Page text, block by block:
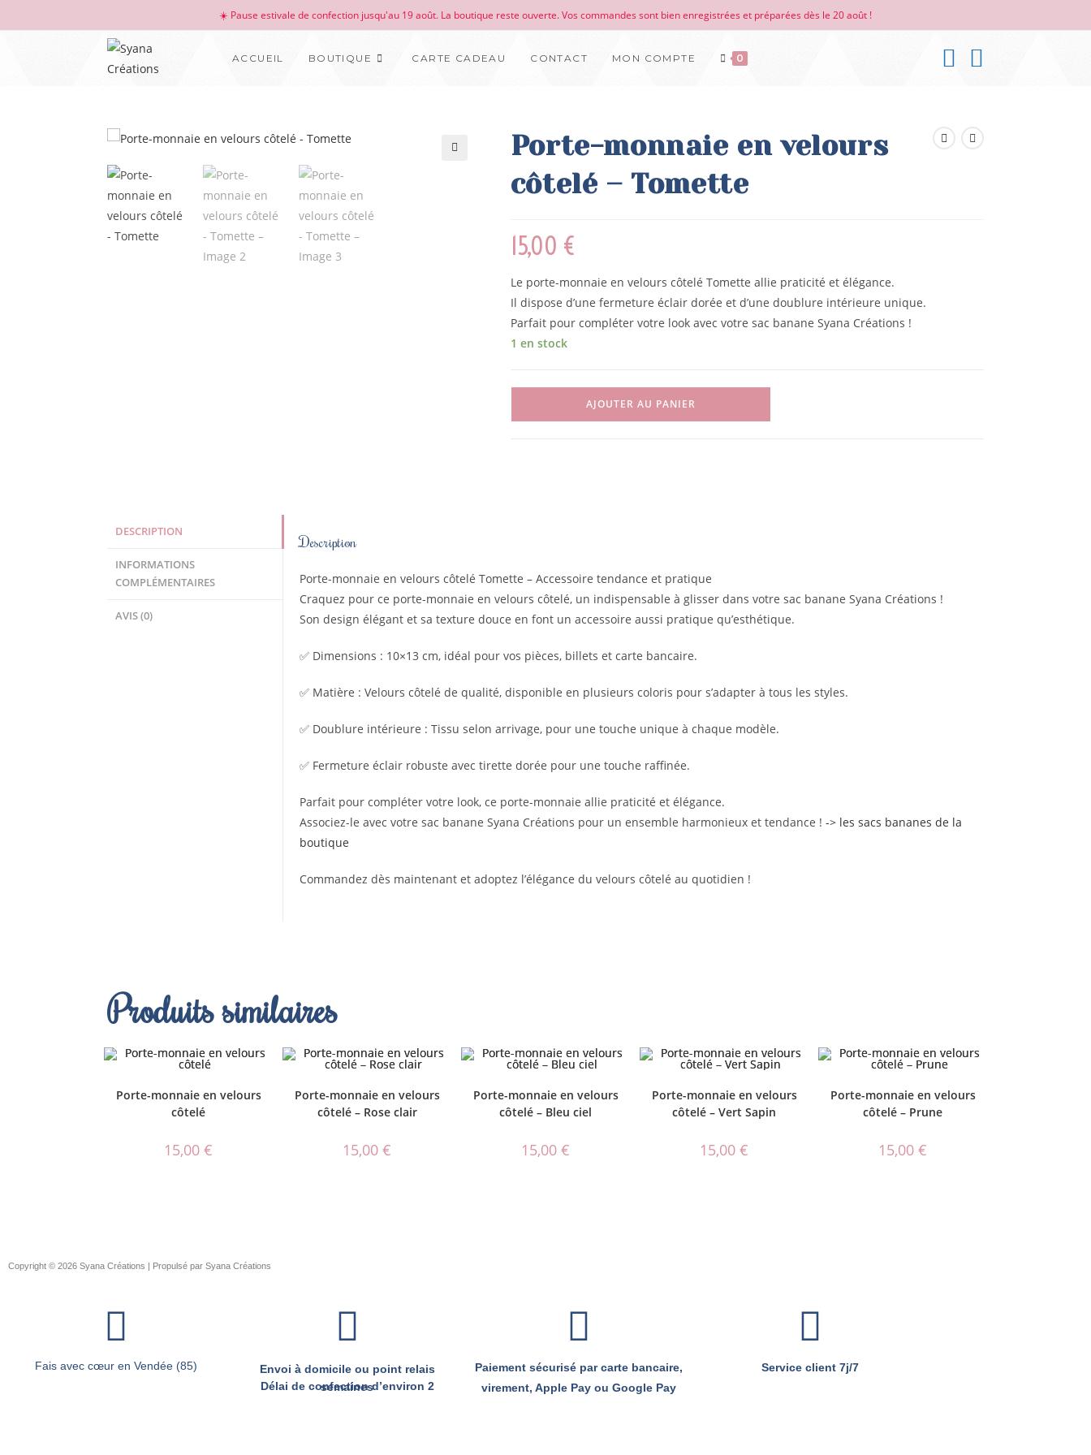
☀️ Pause estivale de confection jusqu'au 19 août. La boutique reste ouverte. Vos commandes sont bien enregistrées et préparées dès le 20 août !
ACCUEIL BOUTIQUE CARTE CADEAU CONTACT MON COMPTE 0
Porte-monnaie en velours
côtelé – Tomette
15,00 €
Le porte-monnaie en velours côtelé Tomette allie praticité et élégance.
Il dispose d’une fermeture éclair dorée et d’une doublure intérieure unique.
Parfait pour compléter votre look avec votre sac banane Syana Créations !
1 en stock
AJOUTER AU PANIER
DESCRIPTION
INFORMATIONS
COMPLÉMENTAIRES
AVIS (0)
Description
Porte-monnaie en velours côtelé Tomette – Accessoire tendance et pratique
Craquez pour ce porte-monnaie en velours côtelé, un indispensable à glisser dans votre sac banane Syana Créations !
Son design élégant et sa texture douce en font un accessoire aussi pratique qu’esthétique.
✅ Dimensions : 10×13 cm, idéal pour vos pièces, billets et carte bancaire.
✅ Matière : Velours côtelé de qualité, disponible en plusieurs coloris pour s’adapter à tous les styles.
✅ Doublure intérieure : Tissu selon arrivage, pour une touche unique à chaque modèle.
✅ Fermeture éclair robuste avec tirette dorée pour une touche raffinée.
Parfait pour compléter votre look, ce porte-monnaie allie praticité et élégance.
Associez-le avec votre sac banane Syana Créations pour un ensemble harmonieux et tendance ! -> les sacs bananes de la
boutique
Commandez dès maintenant et adoptez l’élégance du velours côtelé au quotidien !
Produits similaires
Porte-monnaie en velours
côtelé
15,00 €
Porte-monnaie en velours
côtelé – Rose clair
15,00 €
Porte-monnaie en velours
côtelé – Bleu ciel
15,00 €
Porte-monnaie en velours
côtelé – Vert Sapin
15,00 €
Porte-monnaie en velours
côtelé – Prune
15,00 €
Copyright © 2026 Syana Créations | Propulsé par Syana Créations
Fais avec cœur en Vendée (85)
Envoi à domicile ou point relais
Délai de confection d’environ 2 semaines
Paiement sécurisé par carte bancaire,
virement, Apple Pay ou Google Pay
Service client 7j/7